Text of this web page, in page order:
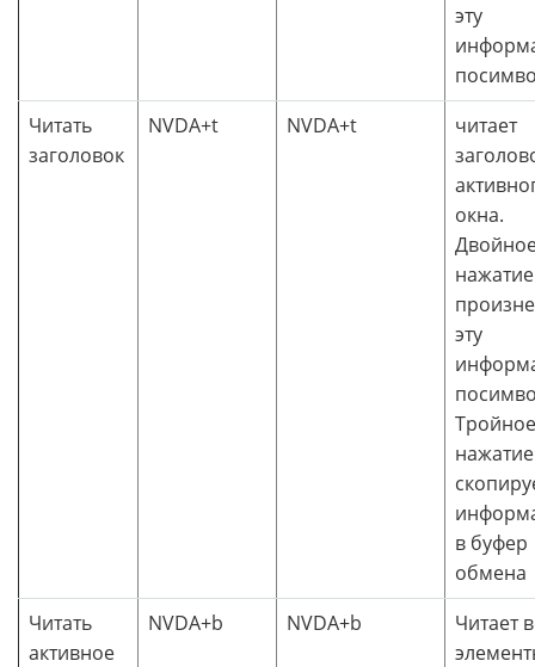
эту
Читать
заголовок
NVDA+t NVDA+t
читает
окна.
нажатие
эту
Тройное
нажатие
в буфер
обмена
Читать
активное
NVDA+b NVDA+b
Читает